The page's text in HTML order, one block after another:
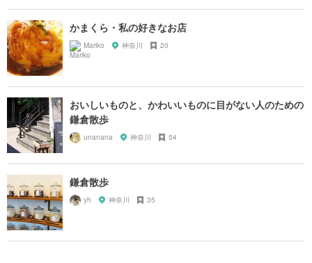
かまくら・私の好きなお店
Mariko 神奈川 20
おいしいものと、かわいいものに目がない人のための
鎌倉散歩
unanana 神奈川 54
鎌倉散歩
yh 神奈川 35